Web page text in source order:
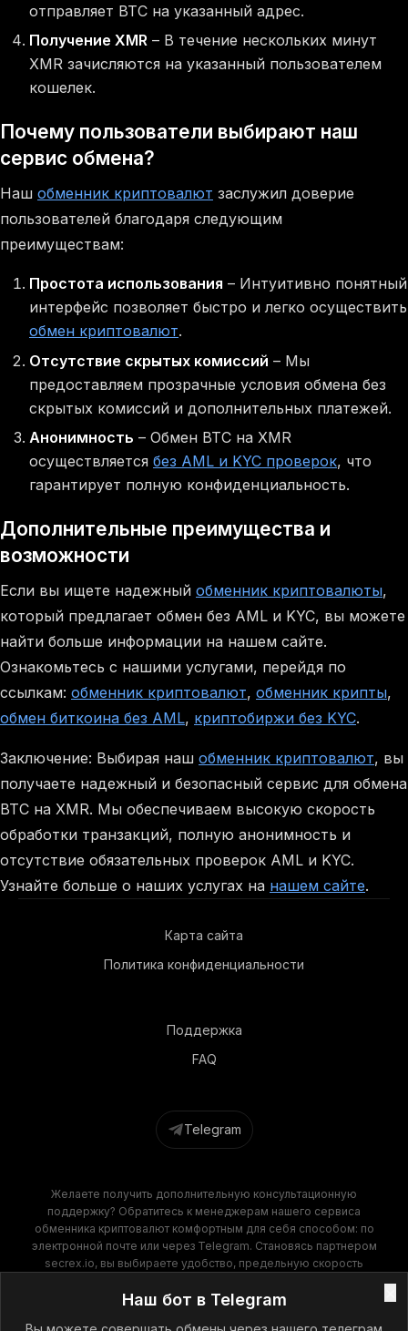
отправляет BTC на указанный адрес.
Получение XMR – В течение нескольких минут
XMR зачисляются на указанный пользователем
кошелек.
Почему пользователи выбирают наш
сервис обмена?
Наш обменник криптовалют заслужил доверие
пользователей благодаря следующим
преимуществам:
Простота использования – Интуитивно понятный
интерфейс позволяет быстро и легко осуществить
обмен криптовалют.
Отсутствие скрытых комиссий – Мы
предоставляем прозрачные условия обмена без
скрытых комиссий и дополнительных платежей.
Анонимность – Обмен BTC на XMR
осуществляется без AML и KYC проверок, что
гарантирует полную конфиденциальность.
Дополнительные преимущества и
возможности
Если вы ищете надежный обменник криптовалюты,
который предлагает обмен без AML и KYC, вы можете
найти больше информации на нашем сайте.
Ознакомьтесь с нашими услугами, перейдя по
ссылкам: обменник криптовалют, обменник крипты,
обмен биткоина без AML, криптобиржи без KYC.
Заключение: Выбирая наш обменник криптовалют, вы
получаете надежный и безопасный сервис для обмена
BTC на XMR. Мы обеспечиваем высокую скорость
обработки транзакций, полную анонимность и
отсутствие обязательных проверок AML и KYC.
Узнайте больше о наших услугах на нашем сайте.
Карта сайта
Политика конфиденциальности
Поддержка
FAQ
Telegram
Желаете получить дополнительную консультационную
поддержку? Обратитесь к менеджерам нашего сервиса
обменника криптовалют комфортным для себя способом: по
электронной почте или через Telegram. Становясь партнером
secrex.io, вы выбираете удобство, предельную скорость
гарантирует высокое качество обслуживания на всех этапах
Наш бот в Telegram